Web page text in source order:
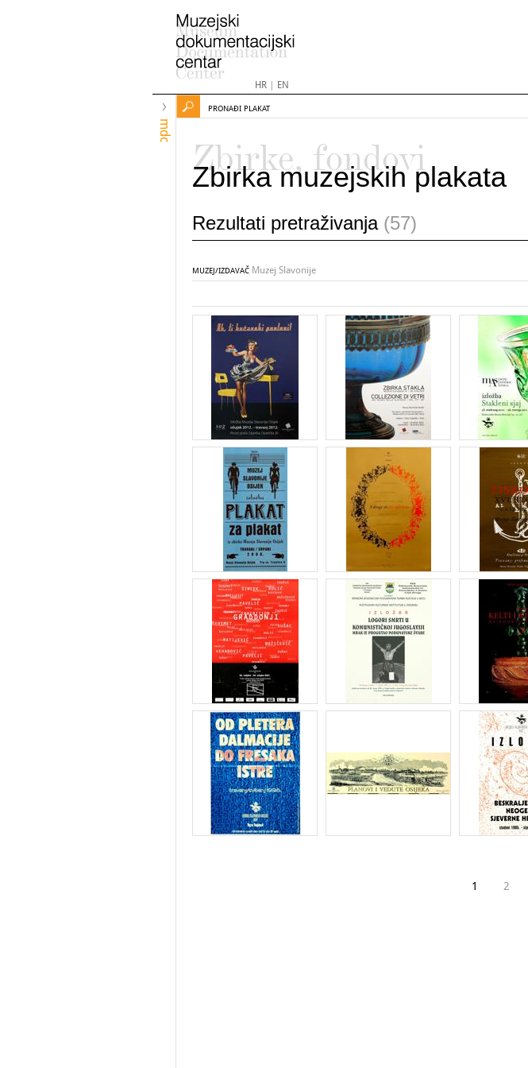
HR| EN
mdc
PRONAĐI PLAKAT
Zbirke, fondovi
Zbirka muzejskih plakata
Rezultati pretraživanja (57)
MUZEJ/IZDAVAČ Muzej Slavonije
1 2